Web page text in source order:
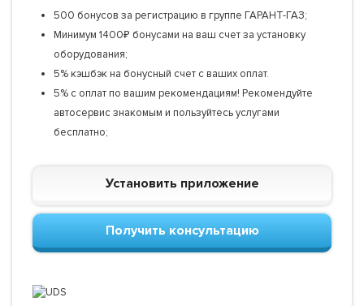
500 бонусов за регистрацию в группе ГАРАНТ-ГАЗ;
Минимум 1400₽ бонусами на ваш счет за установку
оборудования;
5% кэшбэк на бонусный счет с ваших оплат.
5% с оплат по вашим рекомендациям! Рекомендуйте
автосервис знакомым и пользуйтесь услугами
бесплатно;
Установить приложение
Получить консультацию